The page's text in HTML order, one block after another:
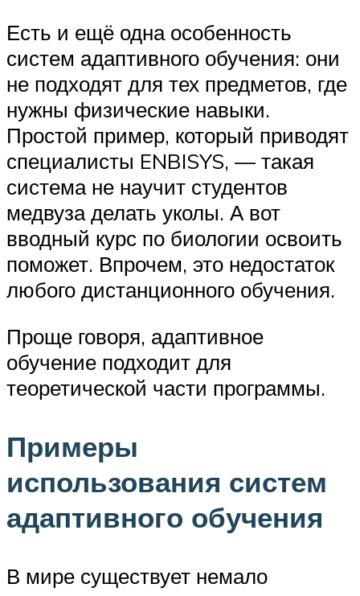
Есть и ещё одна особенность
систем адаптивного обучения: они
не подходят для тех предметов, где
нужны физические навыки.
Простой пример, который приводят
специалисты ENBISYS, — такая
система не научит студентов
медвуза делать уколы. А вот
вводный курс по биологии освоить
поможет. Впрочем, это недостаток
любого дистанционного обучения.
Проще говоря, адаптивное
обучение подходит для
теоретической части программы.
Примеры
использования систем
адаптивного обучения
В мире существует немало